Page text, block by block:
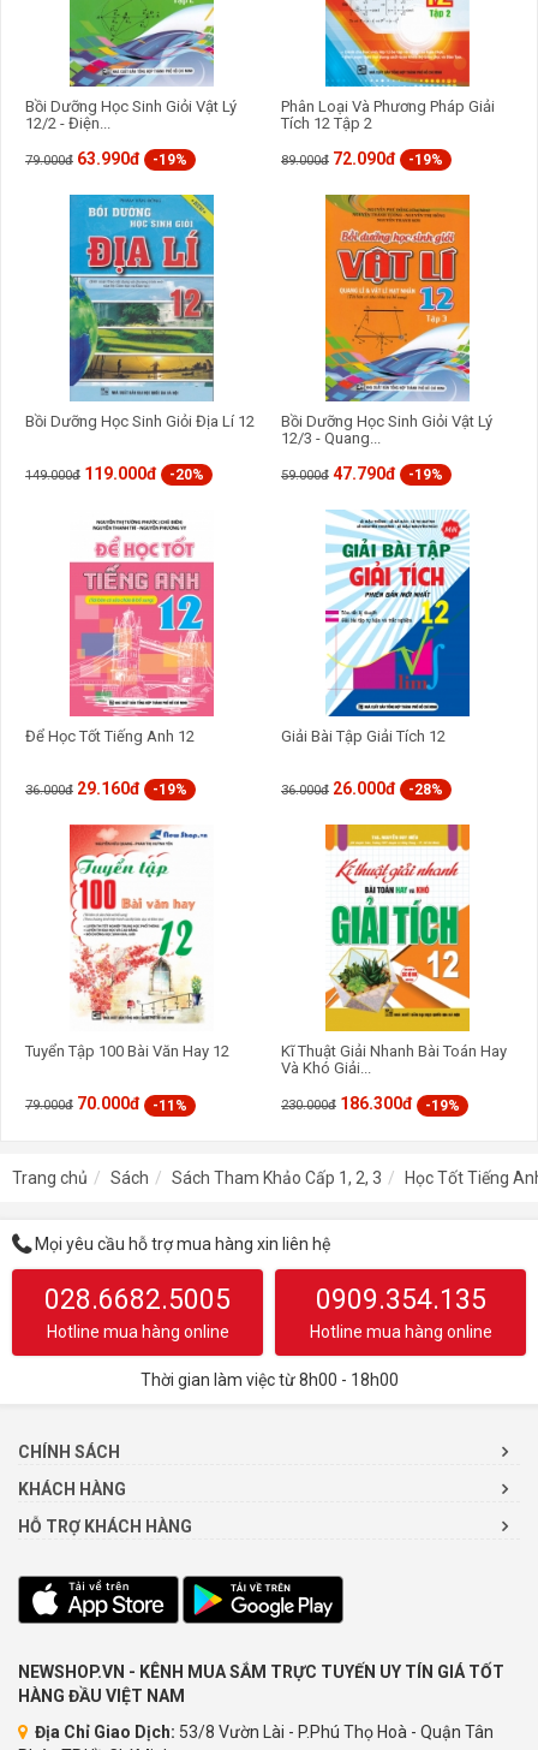
Bồi Dưỡng Học Sinh Giỏi Vật Lý
12/2 - Điện...
79.000đ 63.990đ -19%
Phân Loại Và Phương Pháp Giải
Tích 12 Tập 2
89.000đ 72.090đ -19%
Bồi Dưỡng Học Sinh Giỏi Địa Lí 12
149.000đ 119.000đ -20%
Bồi Dưỡng Học Sinh Giỏi Vật Lý
12/3 - Quang...
59.000đ 47.790đ -19%
Để Học Tốt Tiếng Anh 12
36.000đ 29.160đ -19%
Giải Bài Tập Giải Tích 12
36.000đ 26.000đ -28%
Tuyển Tập 100 Bài Văn Hay 12
79.000đ 70.000đ -11%
Kĩ Thuật Giải Nhanh Bài Toán Hay
Và Khó Giải...
230.000đ 186.300đ -19%
Trang chủ Sách Sách Tham Khảo Cấp 1, 2, 3 Học Tốt Tiếng
Mọi yêu cầu hỗ trợ mua hàng xin liên hệ
028.6682.5005
Hotline mua hàng online
0909.354.135
Hotline mua hàng online
Thời gian làm việc từ 8h00 - 18h00
CHÍNH SÁCH
KHÁCH HÀNG
HỖ TRỢ KHÁCH HÀNG
NEWSHOP.VN - KÊNH MUA SẮM TRỰC TUYẾN UY TÍN GIÁ TỐT
HÀNG ĐẦU VIỆT NAM
Địa Chỉ Giao Dịch: 53/8 Vườn Lài - P.Phú Thọ Hoà - Quận Tân